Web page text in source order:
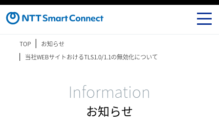
TOP
お知らせ
当社WEBサイトおけるTLS1.0/1.1の無効化について
Information
お知らせ